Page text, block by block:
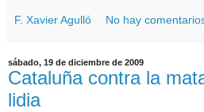
F. Xavier Agulló No hay
sábado, 19 de diciembre de 2009
Cataluña contra la
lidia